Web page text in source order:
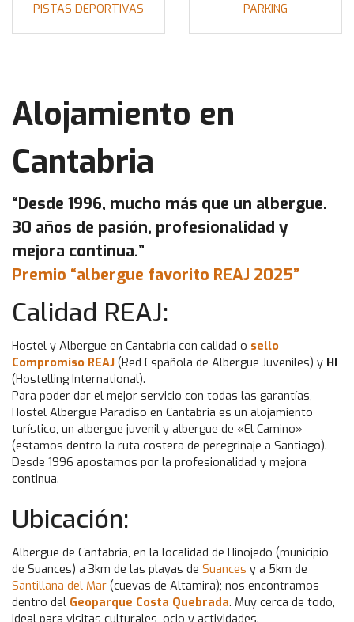
PISTAS DEPORTIVAS PARKING
Alojamiento en
Cantabria
“Desde 1996, mucho más que un albergue.
30 años de pasión, profesionalidad y
mejora continua.”
Premio “albergue favorito REAJ 2025”
Calidad REAJ:
Hostel y Albergue en Cantabria con calidad o sello
Compromiso REAJ (Red Española de Albergue Juveniles) y HI
(Hostelling International).
Para poder dar el mejor servicio con todas las garantías,
Hostel Albergue Paradiso en Cantabria es un alojamiento
turístico, un albergue juvenil y albergue de «El Camino»
(estamos dentro la ruta costera de peregrinaje a Santiago).
Desde 1996 apostamos por la profesionalidad y mejora
continua.
Ubicación:
Albergue de Cantabria, en la localidad de Hinojedo (municipio
de Suances) a 3km de las playas de Suances y a 5km de
Santillana del Mar (cuevas de Altamira); nos encontramos
dentro del Geoparque Costa Quebrada. Muy cerca de todo,